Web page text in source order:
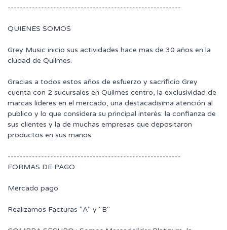
---------------------------------------------------------
QUIENES SOMOS
Grey Music inicio sus actividades hace mas de 30 años en la
ciudad de Quilmes.
Gracias a todos estos años de esfuerzo y sacrificio Grey
cuenta con 2 sucursales en Quilmes centro, la exclusividad de
marcas lideres en el mercado, una destacadisima atención al
publico y lo que considera su principal interés: la confianza de
sus clientes y la de muchas empresas que depositaron
productos en sus manos.
---------------------------------------------------------
FORMAS DE PAGO
Mercado pago
Realizamos Facturas "A" y "B"